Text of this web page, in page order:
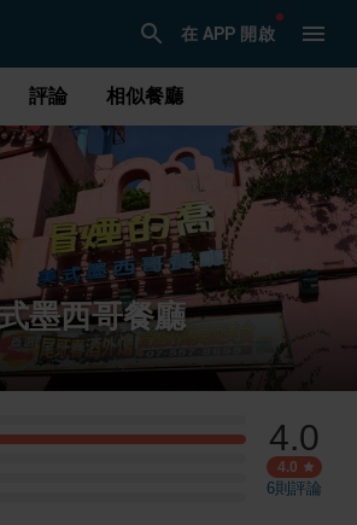
在 APP 開啟
評論 相似餐廳
墨西哥餐廳
4.0
4.0
6則評論